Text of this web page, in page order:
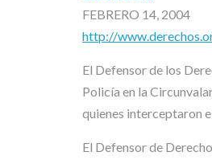
FEBRERO 14, 2004
http://
El Defensor de los
Policía en la
quienes interceptaron
El Defensor de